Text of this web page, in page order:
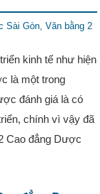
Sài Gòn ,Văn bằng 2
kinh tế như hiện
là một trong
đánh giá là có
chính vì vậy đã
Cao đẳng Dược